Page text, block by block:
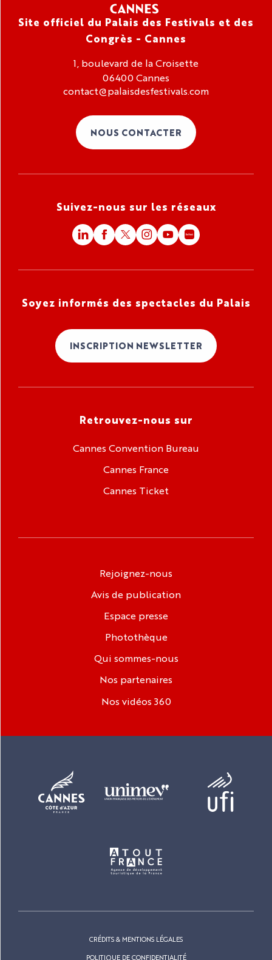
Site officiel du Palais des Festivals et des
Congrès - Cannes
1, boulevard de la Croisette
06400 Cannes
contact@palaisdesfestivals.com
NOUS CONTACTER
Suivez-nous sur les réseaux
Soyez informés des spectacles du Palais
INSCRIPTION NEWSLETTER
Retrouvez-nous sur
Cannes Convention Bureau
Cannes France
Cannes Ticket
Rejoignez-nous
Avis de publication
Espace presse
Photothèque
Qui sommes-nous
Nos partenaires
Nos vidéos 360
CRÉDITS & MENTIONS LÉGALES
POLITIQUE DE CONFIDENTIALITÉ